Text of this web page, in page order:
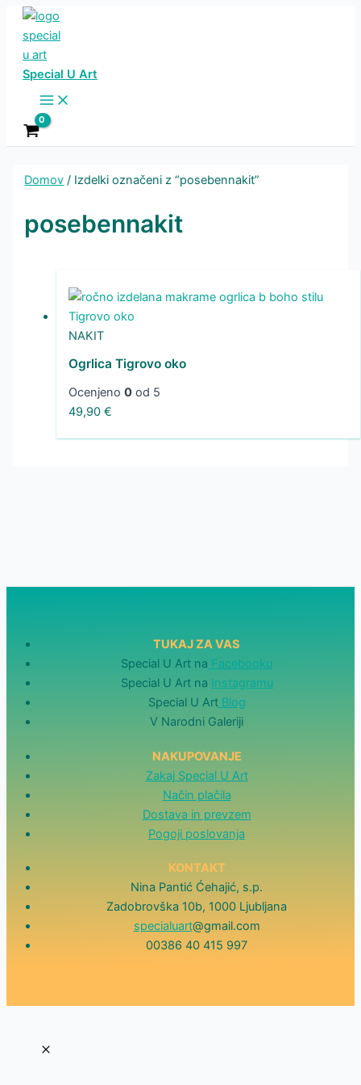
Skip
content
Special U Art
Main
Menu
Domov / Izdelki označeni z “posebennakit”
posebennakit
NAKIT
Ogrlica Tigrovo oko
Ocenjeno0 od 5
49,90€
TUKAJ ZA VAS
Special U Art na Facebooku
Special U Art na Instagramu
Special U ArtBlog
V Narodni Galeriji
NAKUPOVANJE
Zakaj Special U Art
Način plačila
Dostava in prevzem
Pogoji poslovanja
KONTAKT
Nina Pantić Ćehajić, s.p.
Zadobrovška 10b, 1000 Ljubljana
specialuart@gmail.com
00386 40 415 997